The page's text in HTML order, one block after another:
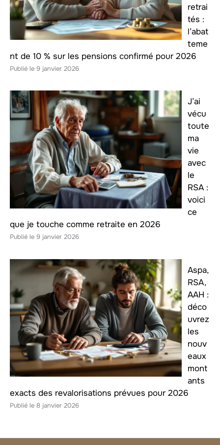
retrai
tés :
l’abat
teme
nt de 10 % sur les pensions confirmé pour 2026
9 janvier 2026
J’ai
vécu
toute
ma
vie
avec
le
RSA :
voici
ce
que je touche comme retraite en 2026
9 janvier 2026
Aspa,
RSA,
AAH :
déco
uvrez
les
nouv
eaux
mont
ants
exacts des revalorisations prévues pour 2026
8 janvier 2026